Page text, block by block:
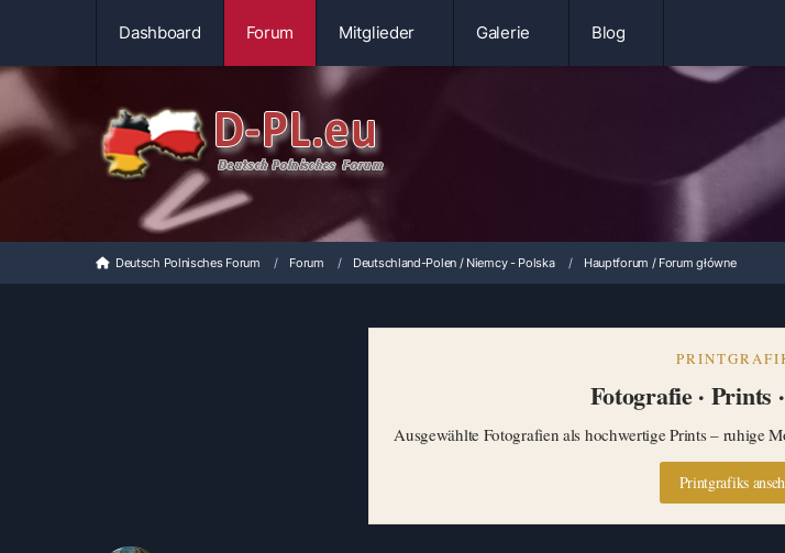
Dashboard Forum Mitglieder Galerie Blog
Deutsch Polnisches Forum Forum Deutschland-Polen / Niemcy - Polska Hauptforum / Forum główne
Fotografie · Prints
Ausgewählte Fotografien als hochwertige Prints – ruhige
Printgrafiks